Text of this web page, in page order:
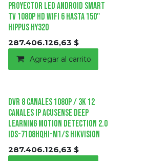
Proyector Led Android Smart
Tv 1080p Hd Wifi 6 Hasta 150''
Hippus HY320
287.406.126,63 $
Agregar al carrito
DVR 8 Canales 1080P / 3K 12
Canales IP AcuSense Deep
Learning Motion Detection 2.0
iDS-7108HQHI-M1/S HIKVISION
287.406.126,63 $